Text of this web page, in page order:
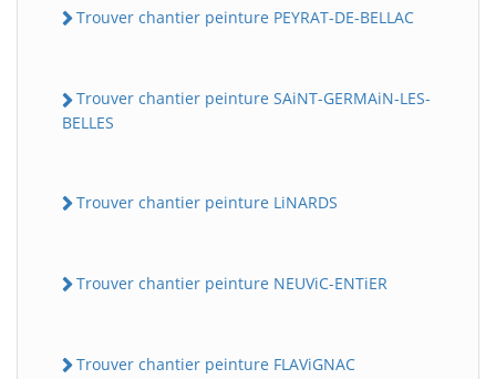
Trouver chantier peinture PEYRAT-DE-BELLAC
Trouver chantier peinture SAiNT-GERMAiN-LES-
BELLES
Trouver chantier peinture LiNARDS
Trouver chantier peinture NEUViC-ENTiER
Trouver chantier peinture FLAViGNAC